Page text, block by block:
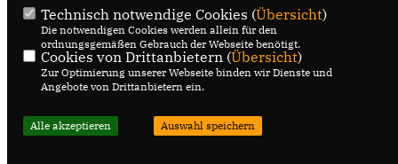
Technisch notwendige Cookies (Übersicht)
Die notwendigen Cookies werden allein für den
ordnungsgemäßen Gebrauch der Webseite benötigt.
Cookies von Drittanbietern (Übersicht)
Zur Optimierung unserer Webseite binden wir Dienste und
Angebote von Drittanbietern ein.
Alle akzeptieren Auswahl speichern